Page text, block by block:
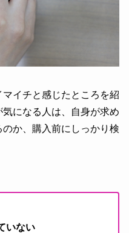
イチと感じたところを紹
になる人は、自身が求め
か、購入前にしっかり検
いない